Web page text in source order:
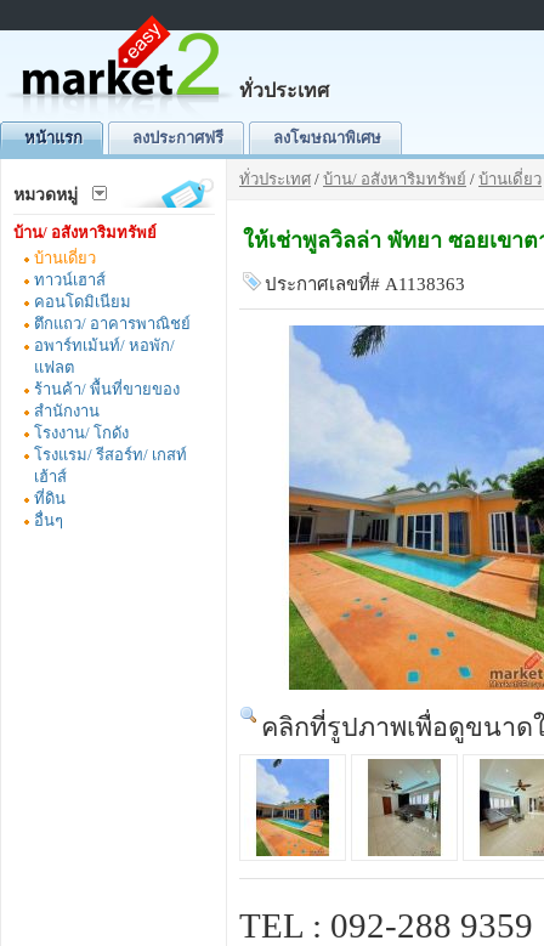
ทั่วประเทศ
หน้าแรก ลงประกาศฟรี ลงโฆษณาพิเศษ
หมวดหมู่
บ้าน/ อสังหาริมทรัพย์
บ้านเดี่ยว
ทาวน์เฮาส์
คอนโดมิเนียม
ตึกแถว/ อาคารพาณิชย์
อพาร์ทเม้นท์/ หอพัก/
แฟลต
ร้านค้า/ พื้นที่ขายของ
สำนักงาน
โรงงาน/ โกดัง
โรงแรม/ รีสอร์ท/ เกสท์
เฮ้าส์
ที่ดิน
อื่นๆ
ทั่วประเทศ / บ้าน/ อสังหาริมทรัพย์ / บ้านเดี่ยว
ให้เช่าพูลวิลล่า พัทยา ซอยเขา
ประกาศเลขที่# A1138363
คลิกที่รูปภาพเพื่อดูขนาด
TEL : 092-288